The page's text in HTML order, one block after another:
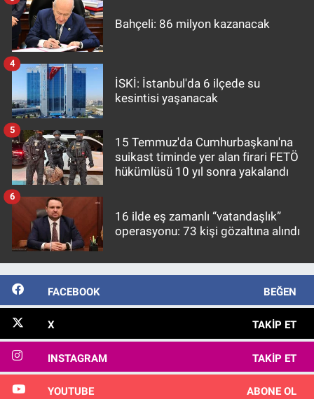
Bahçeli: 86 milyon kazanacak
İSKİ: İstanbul'da 6 ilçede su
kesintisi yaşanacak
4
15 Temmuz'da Cumhurbaşkanı'na
suikast timinde yer alan firari FETÖ
hükümlüsü 10 yıl sonra yakalandı
5
16 ilde eş zamanlı “vatandaşlık”
operasyonu: 73 kişi gözaltına alındı
6
FACEBOOK BEĞEN
X TAKIP ET
INSTAGRAM TAKIP ET
YOUTUBE ABONE OL